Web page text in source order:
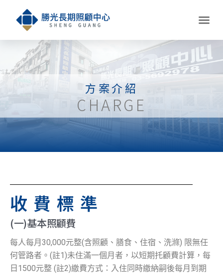
方案介紹
CHARGE
收費標準
(一)基本照顧費
每人每月30,000元整(含照顧、膳食、住宿、洗滌) 限無任
何管路者。(註1)未住滿一個月者，以短期托顧費計算，每
日1500元整 (註2)繳費方式：入住同時繳納嗣後每月到期